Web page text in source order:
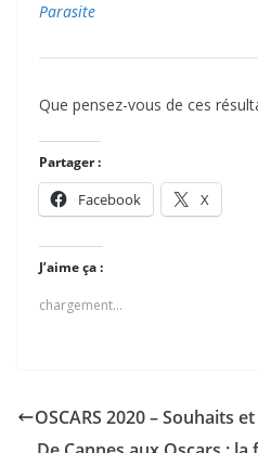
Parasite
Que pensez-vous de ces
Partager :
Facebook X
J’aime ça :
chargement…
OSCARS 2020 – Souhaits